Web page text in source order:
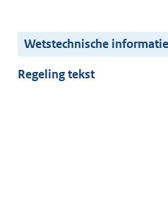
Wetstechnische informatie
Regeling tekst